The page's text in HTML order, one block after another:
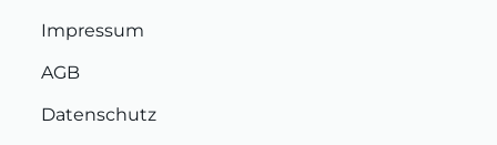
Impressum
AGB
Datenschutz